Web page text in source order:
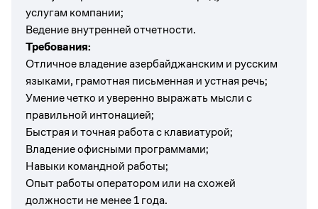
услугам компании;
Ведение внутренней отчетности.
Требования:
Отличное владение азербайджанским и русским
языками, грамотная письменная и устная речь;
Умение четко и уверенно выражать мысли с
правильной интонацией;
Быстрая и точная работа с клавиатурой;
Владение офисными программами;
Навыки командной работы;
Опыт работы оператором или на схожей
должности не менее 1 года.